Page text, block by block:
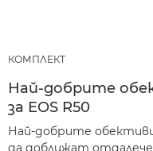
КОМПЛЕКТ
Най-добрите
за EOS R50
Най-добрите
да доближат